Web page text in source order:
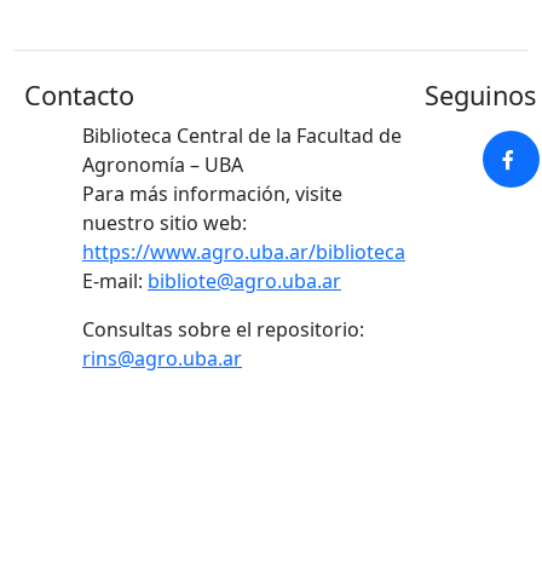
Contacto
Biblioteca Central de la Facultad de
Agronomía – UBA
Para más información, visite
nuestro sitio web:
https://www.agro.uba.ar/biblioteca
E-mail: bibliote@agro.uba.ar
Consultas sobre el repositorio:
rins@agro.uba.ar